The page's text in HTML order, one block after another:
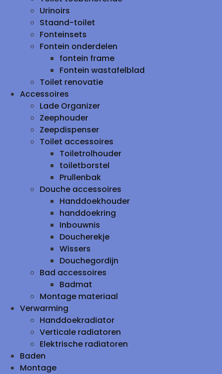
Urinoirs
Staand-toilet
Fonteinsets
Fontein onderdelen
fontein frame
Fontein wastafelblad
Toilet renovatie
Accessoires
Lade Organizer
Zeephouder
Zeepdispenser
Toilet accessoires
Toiletrolhouder
toiletborstel
Prullenbak
Douche accessoires
Handdoekhouder
handdoekring
Inbouwnis
Doucherekje
Wissers
Douchegordijn
Bad accessoires
Badmat
Montage materiaal
Verwarming
Handdoekradiator
Verticale radiatoren
Elektrische radiatoren
Baden
Montage